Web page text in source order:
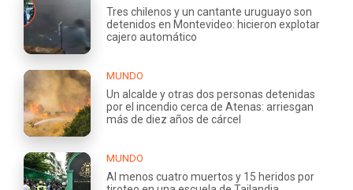
Tres chilenos y un cantante uruguayo son
detenidos en Montevideo: hicieron explotar
cajero automático
MUNDO
Un alcalde y otras dos personas detenidas
por el incendio cerca de Atenas: arriesgan
más de diez años de cárcel
MUNDO
Al menos cuatro muertos y 15 heridos por